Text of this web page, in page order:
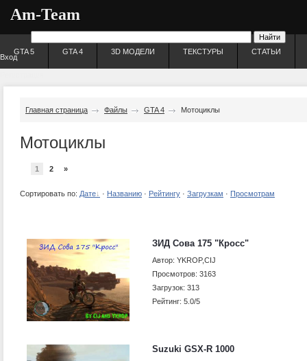
Am-Team
Вход
GTA 5 GTA 4 3D МОДЕЛИ ТЕКСТУРЫ СТАТЬИ
Главная страница Файлы GTA 4 Мотоциклы
Мотоциклы
1 2 »
Сортировать по: Дате · Названию · Рейтингу · Загрузкам · Просмотрам
ЗИД Сова 175 "Кросс"
Автор: YKROP,CIJ
Просмотров: 3163
Загрузок: 313
Рейтинг: 5.0/5
Suzuki GSX-R 1000